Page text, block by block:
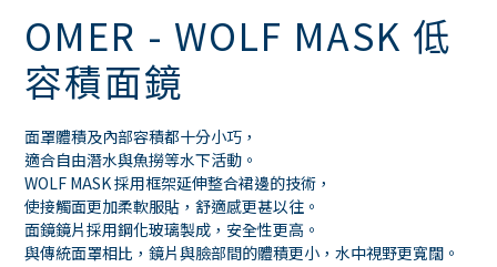
OMER - WOLF MASK 低
容積面鏡
面罩體積及內部容積都十分小巧，
適合自由潛水與魚撈等水下活動。
WOLF MASK 採用框架延伸整合裙邊的技術，
使接觸面更加柔軟服貼，舒適感更甚以往。
面鏡鏡片採用鋼化玻璃製成，安全性更高。
與傳統面罩相比，鏡片與臉部間的體積更小，水中視野更寬闊。